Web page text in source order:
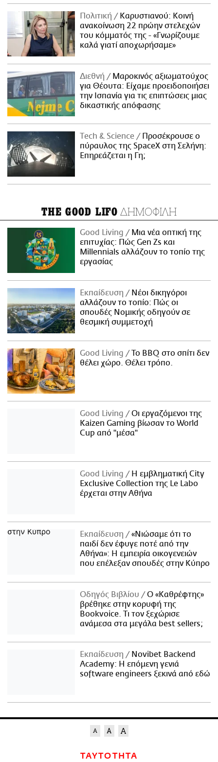
Πολιτική
Καρυστιανού: Κοινή
ανακοίνωση 22 πρώην στελεχών
του κόμματός της - «Γνωρίζουμε
καλά γιατί αποχωρήσαμε»
Διεθνή
Μαροκινός αξιωματούχος
για Θέουτα: Είχαμε προειδοποιήσει
την Ισπανία για τις επιπτώσεις μιας
δικαστικής απόφασης
Τech & Science
Προσέκρουσε ο
πύραυλος της SpaceX στη Σελήνη:
Επηρεάζεται η Γη;
THE GOOD LIFO ΔΗΜΟΦΙΛΗ
Good Living
Μια νέα οπτική της
επιτυχίας: Πώς Gen Zs και
Millennials αλλάζουν το τοπίο της
εργασίας
Εκπαίδευση
Νέοι δικηγόροι
αλλάζουν το τοπίο: Πώς οι
σπουδές Νομικής οδηγούν σε
θεσμική συμμετοχή
Good Living
Το BBQ στο σπίτι δεν
θέλει χώρο. Θέλει τρόπο.
Good Living
Οι εργαζόμενοι της
Kaizen Gaming βίωσαν το World
Cup από "μέσα"
Good Living
Η εμβληματική City
Exclusive Collection της Le Labo
έρχεται στην Αθήνα
Εκπαίδευση
«Νιώσαμε ότι το
παιδί δεν έφυγε ποτέ από την
Αθήνα»: Η εμπειρία οικογενειών
που επέλεξαν σπουδές στην Κύπρο
Οδηγός Βιβλίου
Ο «Καθρέφτης»
βρέθηκε στην κορυφή της
Bookvoice. Τι τον ξεχώρισε
ανάμεσα στα μεγάλα best sellers;
Εκπαίδευση
Novibet Backend
Academy: Η επόμενη γενιά
software engineers ξεκινά από εδώ
ΤΑΥΤΟΤΗΤΑ